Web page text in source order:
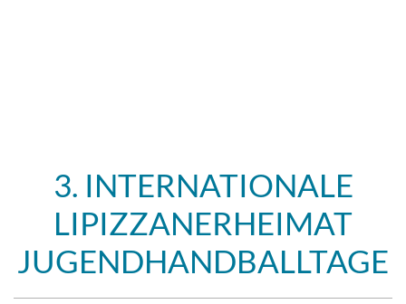
3. INTERNATIONALE
LIPIZZANERHEIMAT
JUGENDHANDBALLTAGE